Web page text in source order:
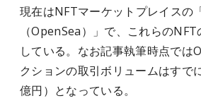
現在はNFTマーケットプレイスの
（OpenSea）」で、これらの
している。 なお記事執筆時点では
クションの取引ボリュームはすで
億円）となっている。